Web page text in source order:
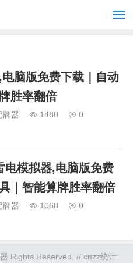
脑版免费下载｜自动
胜率翻倍
牌器 1480 0
电模拟器,电脑版免费
｜智能算牌胜率翻倍
牌器 1068 0
Rights Reserved. // cnzz统计